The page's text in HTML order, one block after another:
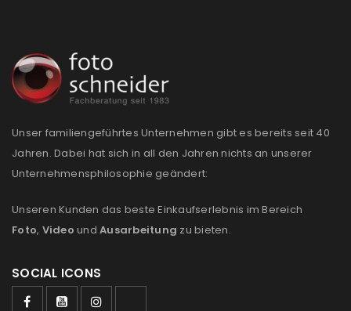
Anmeldeformular geschützt durch
PASSWORT VERGESSEN?
Unser familiengeführtes Unternehmen gibt es bereits seit 40
Jahren. Dabei hat sich in all den Jahren nichts an unserer
Unternehmensphilosophie geändert:
Unseren Kunden das beste Einkaufserlebnis im Bereich
Foto, Video und Ausarbeitung zu bieten.
SOCIAL ICONS